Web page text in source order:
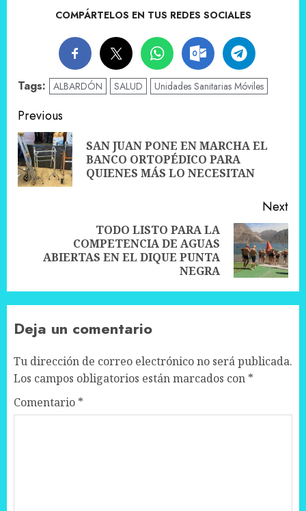
COMPÁRTELOS EN TUS REDES SOCIALES
Tags: ALBARDÓN SALUD Unidades Sanitarias Móviles
Post
navigation
Previous
SAN JUAN PONE EN MARCHA EL
BANCO ORTOPÉDICO PARA
QUIENES MÁS LO NECESITAN
Next
post:
TODO LISTO PARA LA
COMPETENCIA DE AGUAS
ABIERTAS EN EL DIQUE PUNTA
NEGRA
Deja un comentario
Tu dirección de correo electrónico no será publicada.
Los campos obligatorios están marcados con *
Comentario *